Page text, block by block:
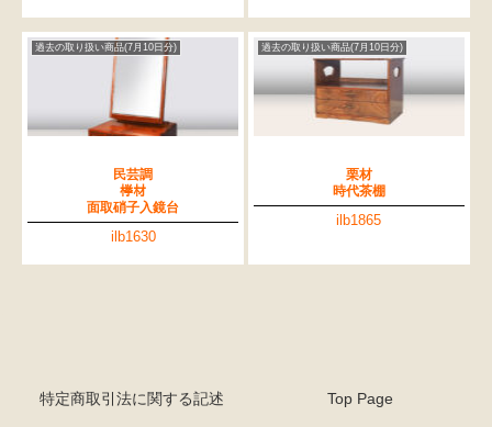
過去の取り扱い商品(7月10日分)
民芸調
﨔材
面取硝子入鏡台
ilb1630
過去の取り扱い商品(7月10日分)
栗材
時代茶棚
ilb1865
特定商取引法に関する記述 Top Page